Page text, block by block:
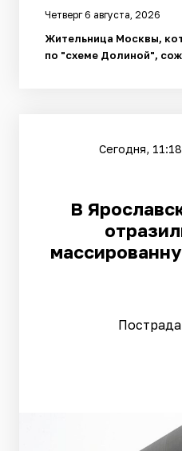
Четверг 6 августа, 2026
Жительница Москвы,
по "схеме Долиной",
Сегодня, 11:18
В